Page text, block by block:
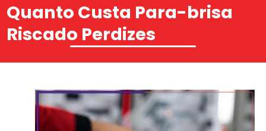
Quanto Custa Para-brisa
Riscado Perdizes